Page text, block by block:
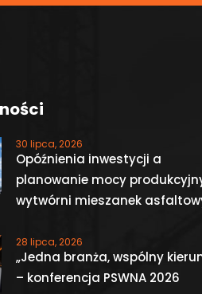
30 lipca, 2026
Opóźnienia inwestycji a
planowanie mocy
wytwórni mieszanek
28 lipca, 2026
„Jedna branża, wspólny
– konferencja PSWNA 2026